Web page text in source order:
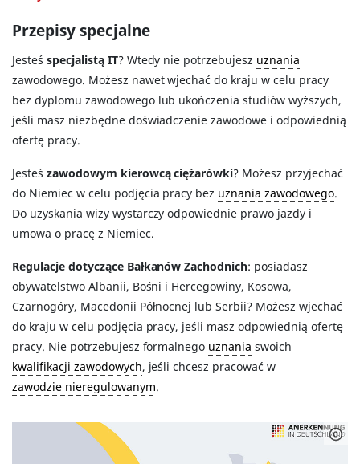
Przepisy specjalne
Jesteś specjalistą IT? Wtedy nie potrzebujesz uznania
zawodowego. Możesz nawet wjechać do kraju w celu pracy
bez dyplomu zawodowego lub ukończenia studiów wyższych,
jeśli masz niezbędne doświadczenie zawodowe i odpowiednią
ofertę pracy.
Jesteś zawodowym kierowcą ciężarówki? Możesz przyjechać
do Niemiec w celu podjęcia pracy bez uznania zawodowego.
Do uzyskania wizy wystarczy odpowiednie prawo jazdy i
umowa o pracę z Niemiec.
Regulacje dotyczące Bałkanów Zachodnich: posiadasz
obywatelstwo Albanii, Bośni i Hercegowiny, Kosowa,
Czarnogóry, Macedonii Północnej lub Serbii? Możesz wjechać
do kraju w celu podjęcia pracy, jeśli masz odpowiednią ofertę
pracy. Nie potrzebujesz formalnego uznania swoich
kwalifikacji zawodowych, jeśli chcesz pracować w
zawodzie nieregulowanym.